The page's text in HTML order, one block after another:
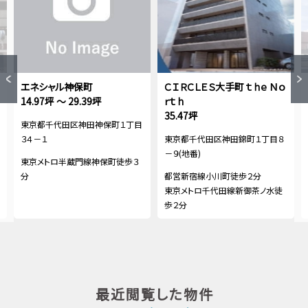
エネシャル神保町
14.97坪 ～ 29.39坪
東京都千代田区神田神保町１丁目
３４－１
東京メトロ半蔵門線神保町徒歩３
分
ＣＩＲＣＬＥＳ大手町 ｔｈｅ Ｎｏ
ｒｔｈ
35.47坪
東京都千代田区神田錦町１丁目８
－９(地番)
都営新宿線小川町徒歩２分
東京メトロ千代田線新御茶ノ水徒
歩２分
最近閲覧した物件